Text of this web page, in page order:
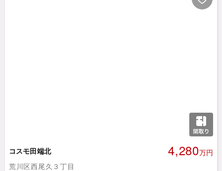
コスモ田端北 4,280万円
荒川区西尾久３丁目